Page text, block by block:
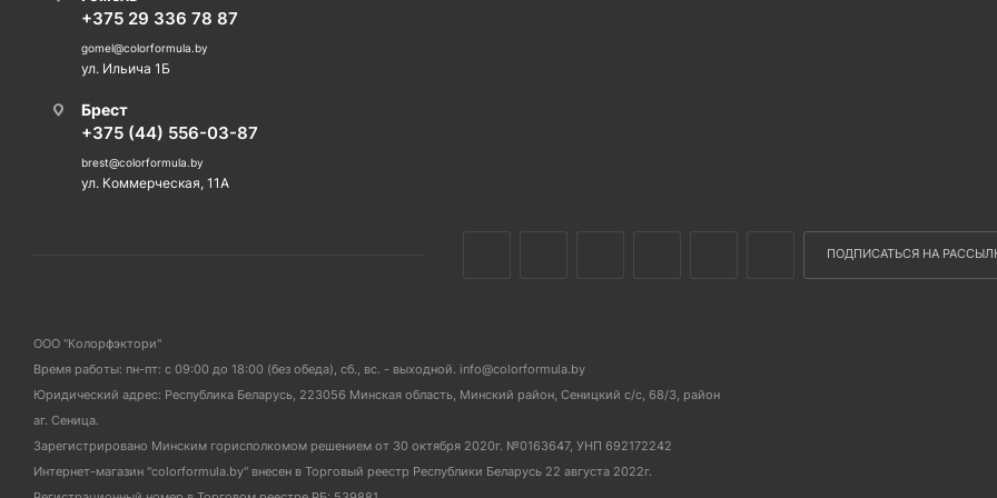
+375 29 336 78 87
gomel@colorformula.by
ул. Ильича 1Б
Брест
+375 (44) 556-03-87
brest@colorformula.by
ул. Коммерческая, 11А
ПОДПИСАТЬСЯ НА
ООО "Колорфэктори"
Время работы: пн-пт: с 09:00 до 18:00 (без обеда), сб., вс. - выходной. info@colorformula.by
Юридический адрес: Республика Беларусь, 223056 Минская область, Минский район, Сеницкий с/с, 68/3, район
аг. Сеница.
Зарегистрировано Минским горисполкомом решением от 30 октября 2020г. №0163647, УНП 692172242
Интернет-магазин "colorformula.by" внесен в Торговый реестр Республики Беларусь 22 августа 2022г.